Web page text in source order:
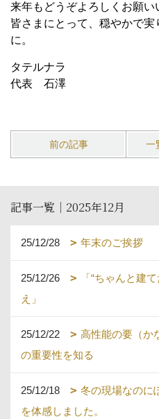
来年もどうぞよろしくお願い
皆さまにとって、穏やかで実
に。
タテルナラ
代表 石澤
前の記事 一
記事一覧｜2025年12月
25/12/28 年末のご挨拶
25/12/26
「“ちゃんと建
え」
25/12/22
高性能の要（か
の重要性を知る
25/12/18
冬の現場なのに
を体感しました。